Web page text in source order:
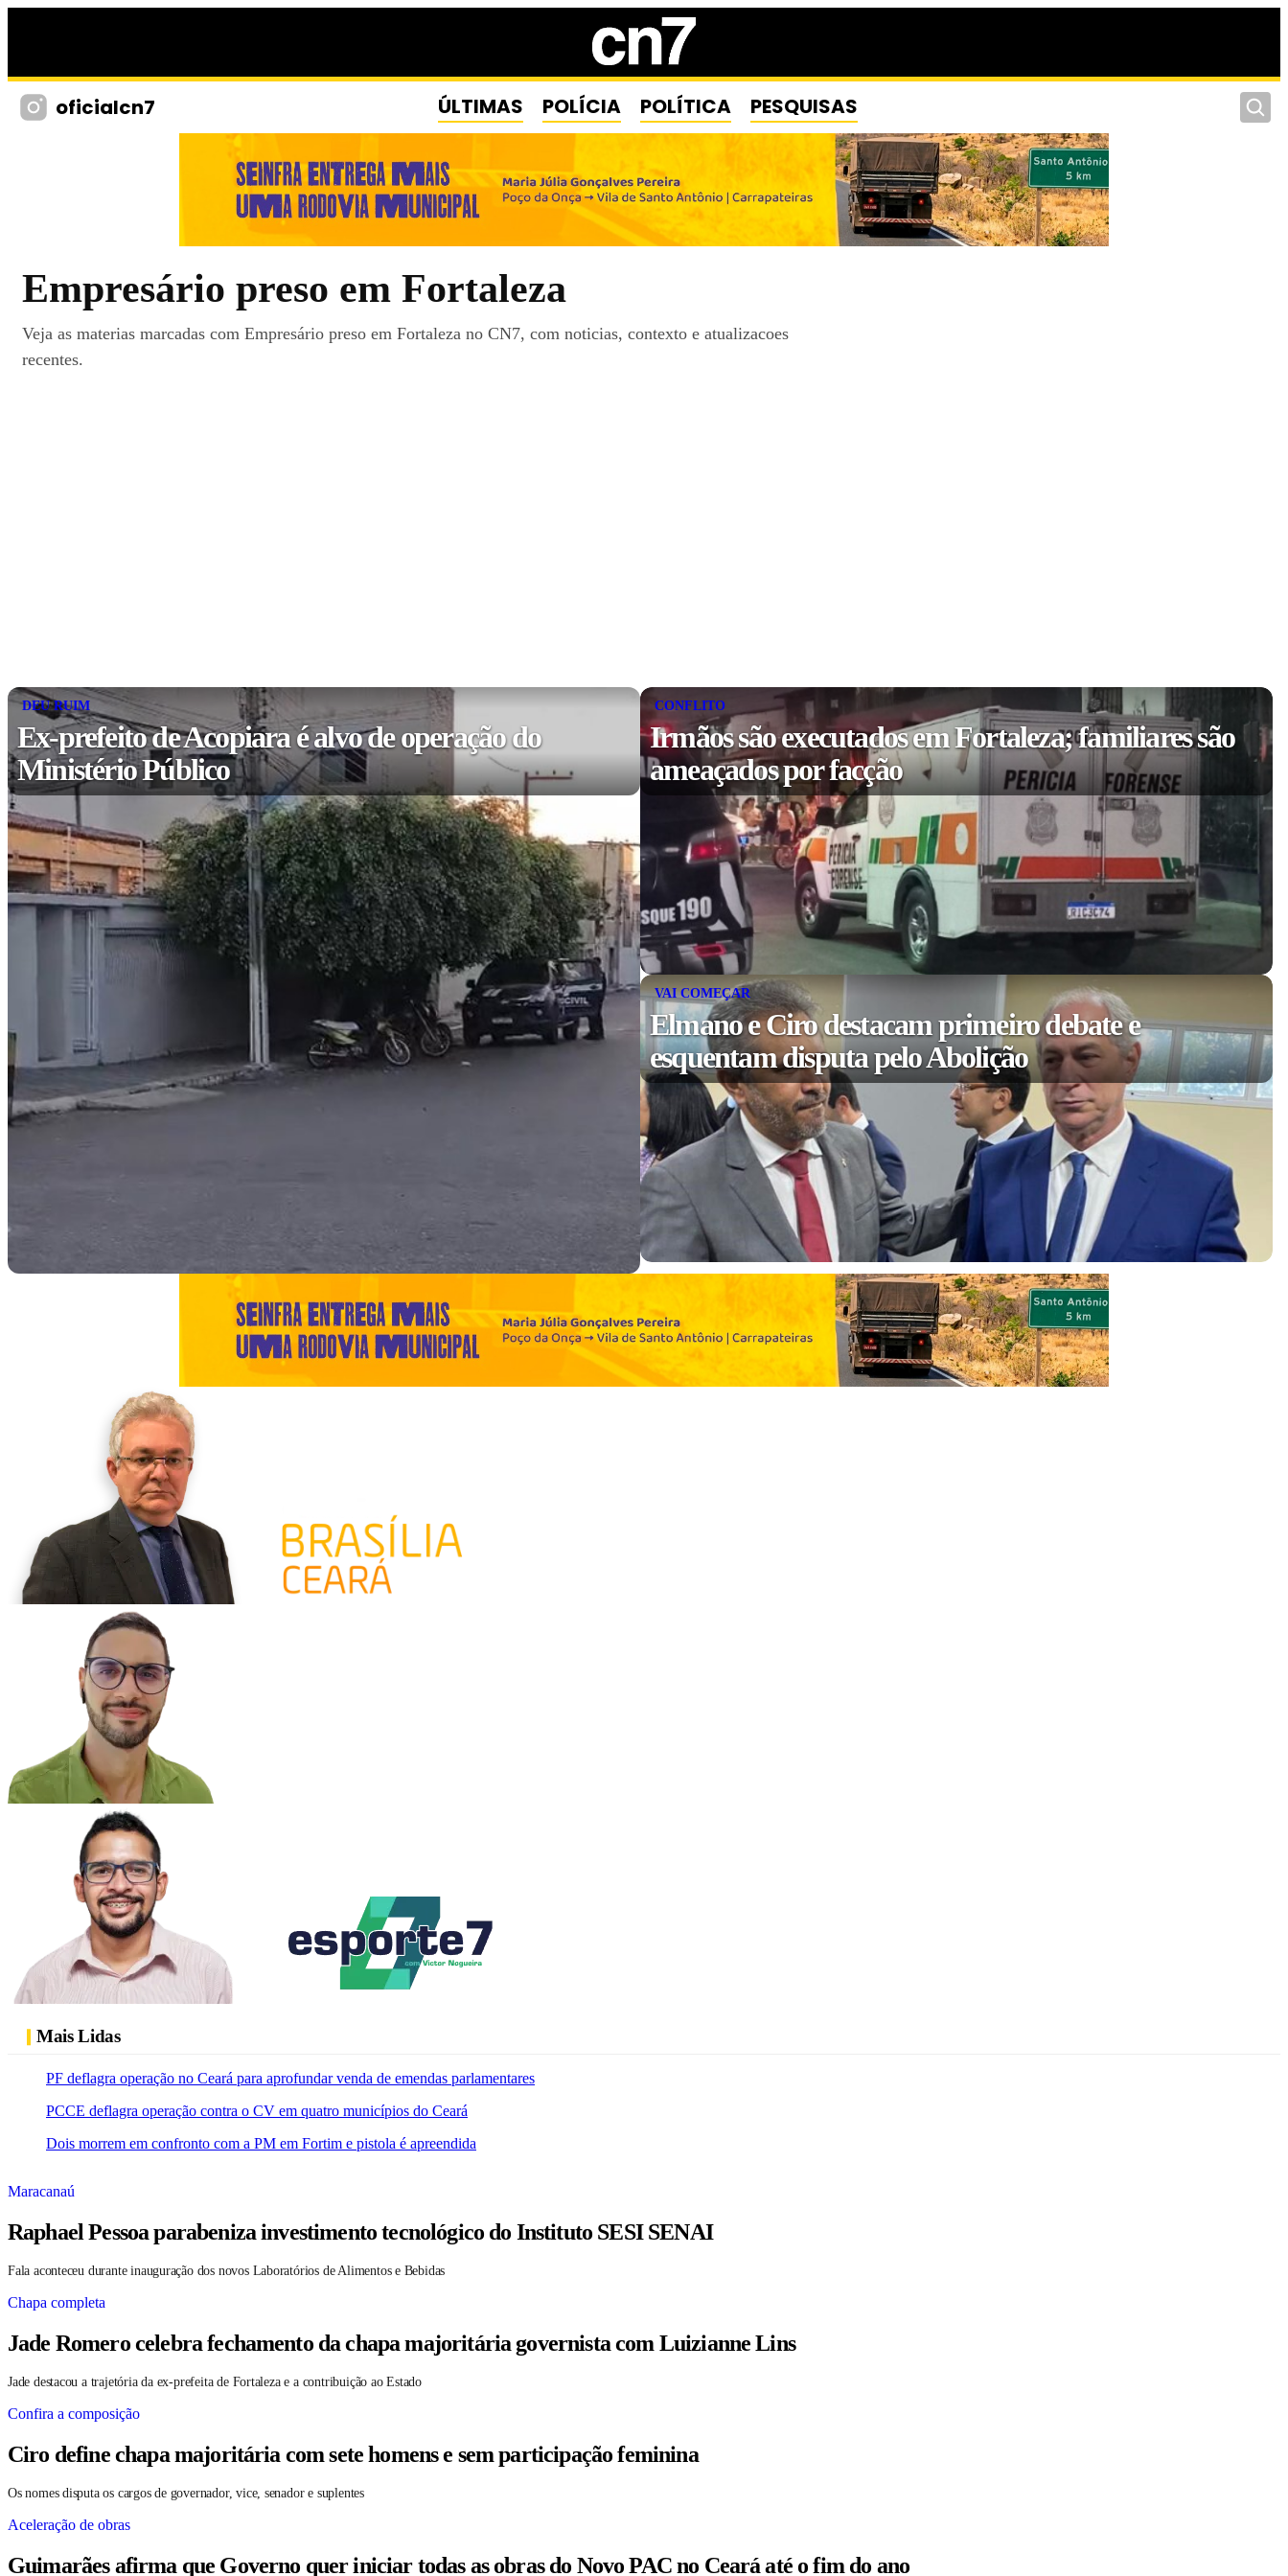
oficialcn7 ÚLTIMAS POLÍCIA POLÍTICA PESQUISAS
Empresário preso em Fortaleza
Veja as materias marcadas com Empresário preso em Fortaleza no CN7, com noticias, contexto e atualizacoes
recentes.
DEU RUIM
Ex-prefeito de Acopiara é alvo de operação do
Ministério Público
CONFLITO
Irmãos são executados em Fortaleza; familiares são
ameaçados por facção
VAI COMEÇAR
Elmano e Ciro destacam primeiro debate e
esquentam disputa pelo Abolição
Mais Lidas
PF deflagra operação no Ceará para aprofundar venda de emendas parlamentares
PCCE deflagra operação contra o CV em quatro municípios do Ceará
Dois morrem em confronto com a PM em Fortim e pistola é apreendida
Maracanaú
Raphael Pessoa parabeniza investimento tecnológico do Instituto SESI SENAI
Fala aconteceu durante inauguração dos novos Laboratórios de Alimentos e Bebidas
Chapa completa
Jade Romero celebra fechamento da chapa majoritária governista com Luizianne Lins
Jade destacou a trajetória da ex-prefeita de Fortaleza e a contribuição ao Estado
Confira a composição
Ciro define chapa majoritária com sete homens e sem participação feminina
Os nomes disputa os cargos de governador, vice, senador e suplentes
Aceleração de obras
Guimarães afirma que Governo quer iniciar todas as obras do Novo PAC no Ceará até o fim do ano